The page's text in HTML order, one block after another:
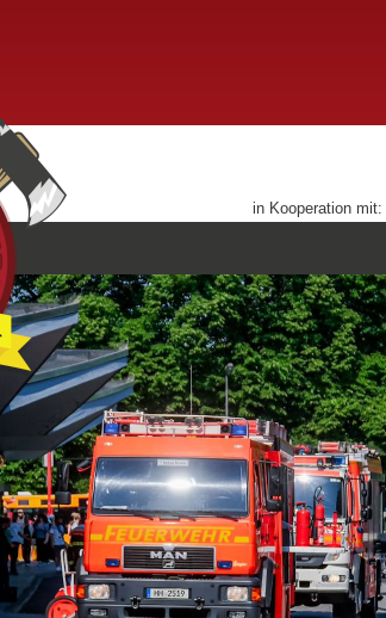
in Kooperation mit: